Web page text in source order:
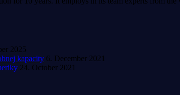
2025
kapacity 6. December 2021
24. October 2021